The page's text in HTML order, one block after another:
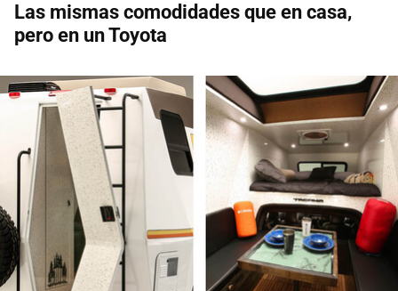
Las mismas comodidades que en casa,
pero en un Toyota